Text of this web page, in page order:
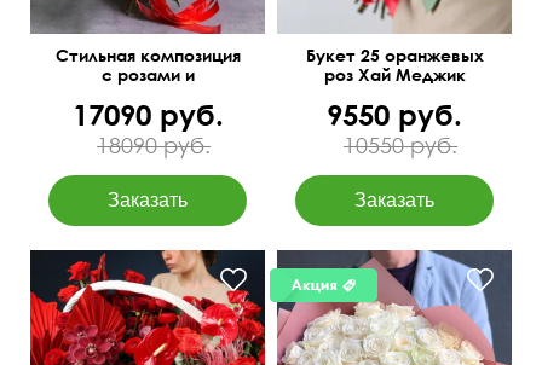
Стильная композиция
с розами и
"Страстный вечер"
17090 руб.
18090 руб.
Букет 25 оранжевых
роз Хай Меджик
9550 руб.
10550 руб.